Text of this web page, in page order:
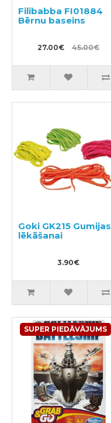
Filibabba FI01884
Bērnu baseins
27.00€ 45.00€
Goki GK215 Gumijas
lēkāšanai
3.90€
SUPER PIEDĀVĀJUMS